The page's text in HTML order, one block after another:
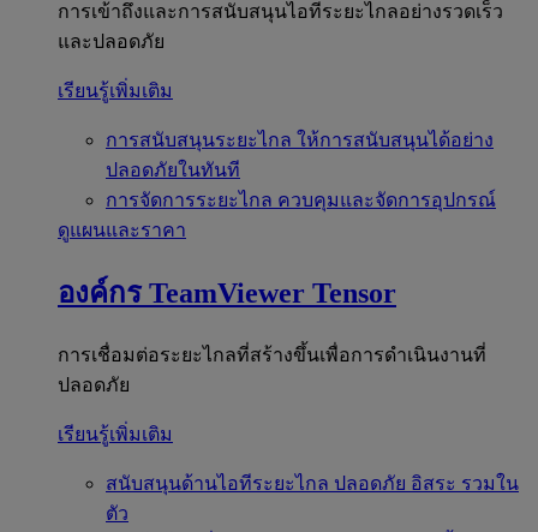
การเข้าถึงและการสนับสนุนไอทีระยะไกลอย่างรวดเร็ว
และปลอดภัย
เรียนรู้เพิ่มเติม
การสนับสนุนระยะไกล ให้การสนับสนุนได้อย่าง
ปลอดภัยในทันที
การจัดการระยะไกล ควบคุมและจัดการอุปกรณ์
ดูแผนและราคา
องค์กร TeamViewer Tensor
การเชื่อมต่อระยะไกลที่สร้างขึ้นเพื่อการดำเนินงานที่
ปลอดภัย
เรียนรู้เพิ่มเติม
สนับสนุนด้านไอทีระยะไกล ปลอดภัย อิสระ รวมใน
ตัว